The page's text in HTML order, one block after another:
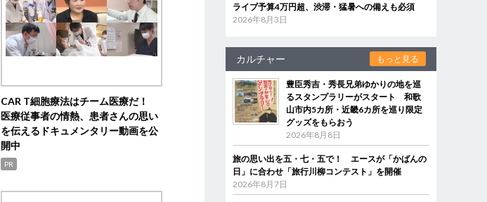
CAR T細胞療法はチーム医療だ！
医療従事者の情熱、患者さんの思い
を伝えるドキュメンタリー動画を公
開中
PR
ライブ予算4万円超、渋滞・猛暑への備えも必須
2026年8月3日
カルチャー もっと見る
豊臣秀吉・秀長兄弟ゆかりの地を巡
るスタンプラリーがスタート 和歌
山市内5カ所・近畿6カ所を巡り限定
グッズをもらおう
2026年8月8日
旅の思い出を五・七・五で！ エースが「かばんの
日」に合わせ「旅行川柳コンテスト」を開催
2026年8月7日